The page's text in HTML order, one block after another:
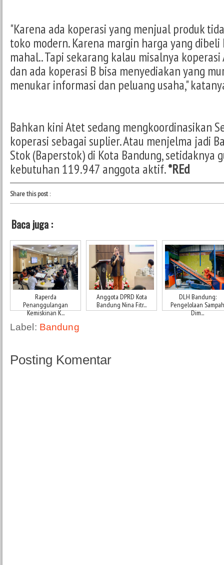
"Karena ada koperasi yang menjual produk
toko modern. Karena margin harga yang
mahal.. Tapi sekarang kalau misalnya
dan ada koperasi B bisa menyediakan yang
menukar informasi dan peluang usaha,"
Bahkan kini Atet sedang mengkoordinasikan
koperasi sebagai suplier. Atau menjelma jadi
Stok (Baperstok) di Kota Bandung, setidaknya
kebutuhan 119.947 anggota aktif.*REd
Share this post:
Baca juga :
Raperda
Penanggulangan
Kemiskinan K...
Anggota DPRD Kota
Bandung Nina Fitr...
DLH Bandung:
Pengelolaan Sampah
Dim...
Label: Bandung
Posting Komentar